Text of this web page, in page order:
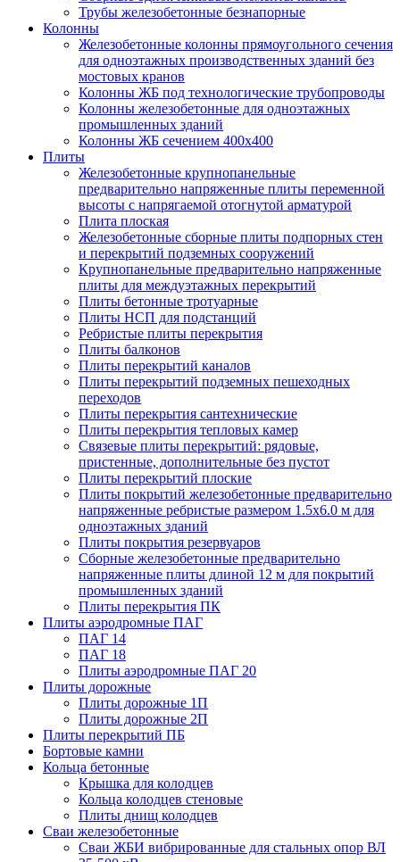
Трубы железобетонные безнапорные
Колонны
Железобетонные колонны прямоугольного сечения
для одноэтажных производственных зданий без
мостовых кранов
Колонны ЖБ под технологические трубопроводы
Колонны железобетонные для одноэтажных
промышленных зданий
Колонны ЖБ сечением 400х400
Плиты
Железобетонные крупнопанельные
предварительно напряженные плиты переменной
высоты с напрягаемой отогнутой арматурой
Плита плоская
Железобетонные сборные плиты подпорных стен
и перекрытий подземных сооружений
Крупнопанельные предварительно напряженные
плиты для междуэтажных перекрытий
Плиты бетонные тротуарные
Плиты НСП для подстанций
Ребристые плиты перекрытия
Плиты балконов
Плиты перекрытий каналов
Плиты перекрытий подземных пешеходных
переходов
Плиты перекрытия сантехнические
Плиты перекрытия тепловых камер
Связевые плиты перекрытий: рядовые,
пристенные, дополнительные без пустот
Плиты перекрытий плоские
Плиты покрытий железобетонные предварительно
напряженные ребристые размером 1.5х6.0 м для
одноэтажных зданий
Плиты покрытия резервуаров
Сборные железобетонные предварительно
напряженные плиты длиной 12 м для покрытий
промышленных зданий
Плиты перекрытия ПК
Плиты аэродромные ПАГ
ПАГ 14
ПАГ 18
Плиты аэродромные ПАГ 20
Плиты дорожные
Плиты дорожные 1П
Плиты дорожные 2П
Плиты перекрытий ПБ
Бортовые камни
Кольца бетонные
Крышка для колодцев
Кольца колодцев стеновые
Плиты днищ колодцев
Сваи железобетонные
Сваи ЖБИ вибрированные для стальных опор ВЛ